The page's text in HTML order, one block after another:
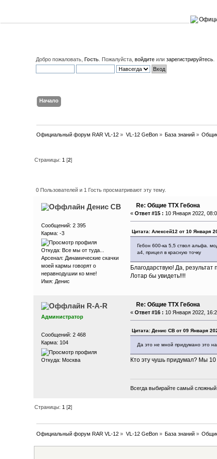
Добро пожаловать, Гость . Пожалуйста, войдите или зарегистрируйтесь
Начало
Официальный форум RAR VL-12 » VL-12 GeBon» База знаний»
Страницы: 1 [2]
0 Пользователей и 1 Гость просматривают эту тему.
Денис СВ
Сообщений: 2 395
Карма: -3
Откуда: Все мы от туда...
Арсенал: Динамические скачки
моей кармы говорят о
неравнодушии ко мне!
Имя: Денис
Re: Общие ТТХ Гебона
« Ответ #15 : 10 Января 2022,
Цитата: Алексей12 от 10 Января
Гебон 600-ка 5,5 ствол альфа.
а4, прицел в красную точку
Благодарствую! Да, результат
Лотар бы увидеть!!!!
R-A-R
Администратор
Сообщений: 2 468
Карма: 104
Откуда: Москва
Re: Общие ТТХ Гебона
« Ответ #16 : 10 Января 2022,
Цитата: Денис СВ от 09 Января
Да это не мной придумано это
Кто эту чушь придумал? Мы
Всегда выбирайте самый
Страницы: 1 [2]
Официальный форум RAR VL-12 » VL-12 GeBon» База знаний»